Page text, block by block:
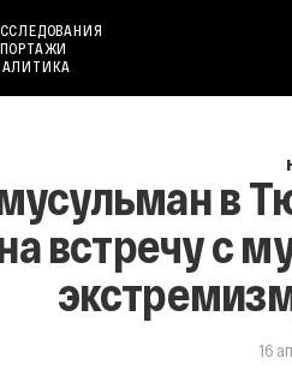
в
встречу с
16